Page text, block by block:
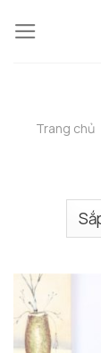
to
Trang chủ